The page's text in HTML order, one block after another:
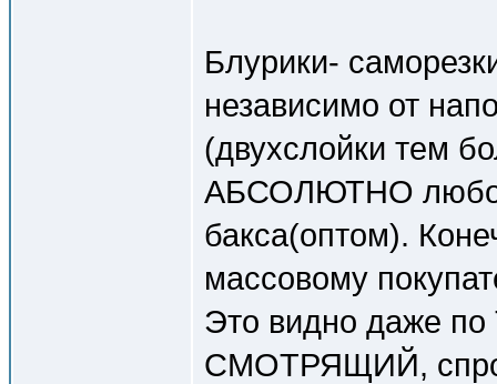
Блурики-
независимо от
(двухслойки тем
АБСОЛЮТНО
бакса(оптом).
массовому
Это видно даже
СМОТРЯЩИЙ,